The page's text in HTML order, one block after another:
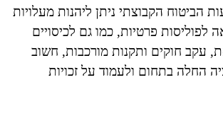
הביטוח הקבוצתי ניתן ליהנות מעלויות
לפוליסות פרטיות, כמו גם לכיסויים
עקב חוקים ותקנות מורכבות, חשוב
החלה בתחום ולעמוד על זכויות